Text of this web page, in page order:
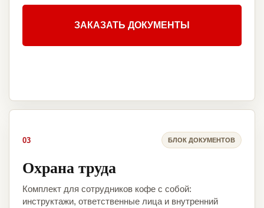
ЗАКАЗАТЬ ДОКУМЕНТЫ
03 БЛОК ДОКУМЕНТОВ
Охрана труда
Комплект для сотрудников кофе с собой:
инструктажи, ответственные лица и внутренний